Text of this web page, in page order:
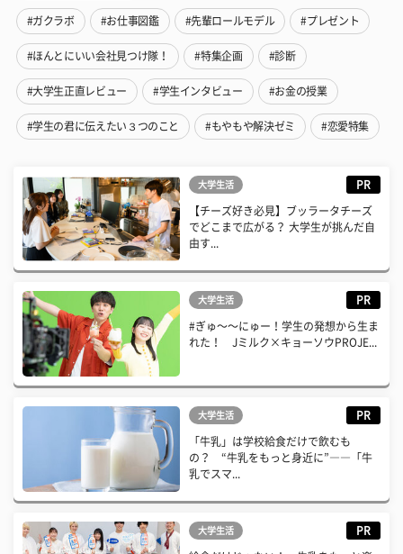
#ガクラボ #お仕事図鑑 #先輩ロールモデル #プレゼント
#ほんとにいい会社見つけ隊！ #特集企画 #診断
#大学生正直レビュー #学生インタビュー #お金の授業
#学生の君に伝えたい３つのこと #もやもや解決ゼミ #恋愛特集
大学生活 PR
【チーズ好き必見】ブッラータチーズ
でどこまで広がる？ 大学生が挑んだ自
由す...
大学生活 PR
#ぎゅ〜〜にゅー！学生の発想から生ま
れた！ Jミルク×キョーソウPROJE...
大学生活 PR
「牛乳」は学校給食だけで飲むも
の？ “牛乳をもっと身近に”――「牛
乳でスマ...
大学生活 PR